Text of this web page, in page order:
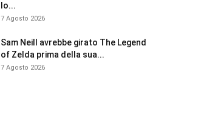
lo...
7 Agosto 2026
Sam Neill avrebbe girato The Legend
of Zelda prima della sua...
7 Agosto 2026